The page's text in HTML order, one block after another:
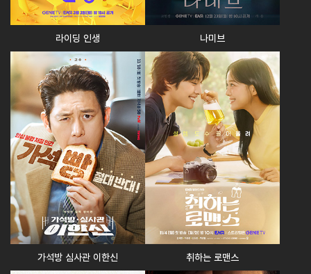
라이딩 인생 나미브
가석방 심사관 이한신 취하는 로맨스